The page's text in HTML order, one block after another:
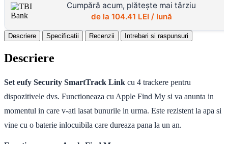
Cumpără acum, plătește mai târziu
de la 104.41 LEI / lună
Descriere Specificatii Recenzii Intrebari si raspunsuri
Descriere
Set eufy Security SmartTrack Link cu 4 trackere pentru
dispozitivele dvs. Functioneaza cu Apple Find My si va anunta in
momentul in care v-ati lasat bunurile in urma. Este rezistent la apa si
vine cu o baterie inlocuibila care dureaza pana la un an.